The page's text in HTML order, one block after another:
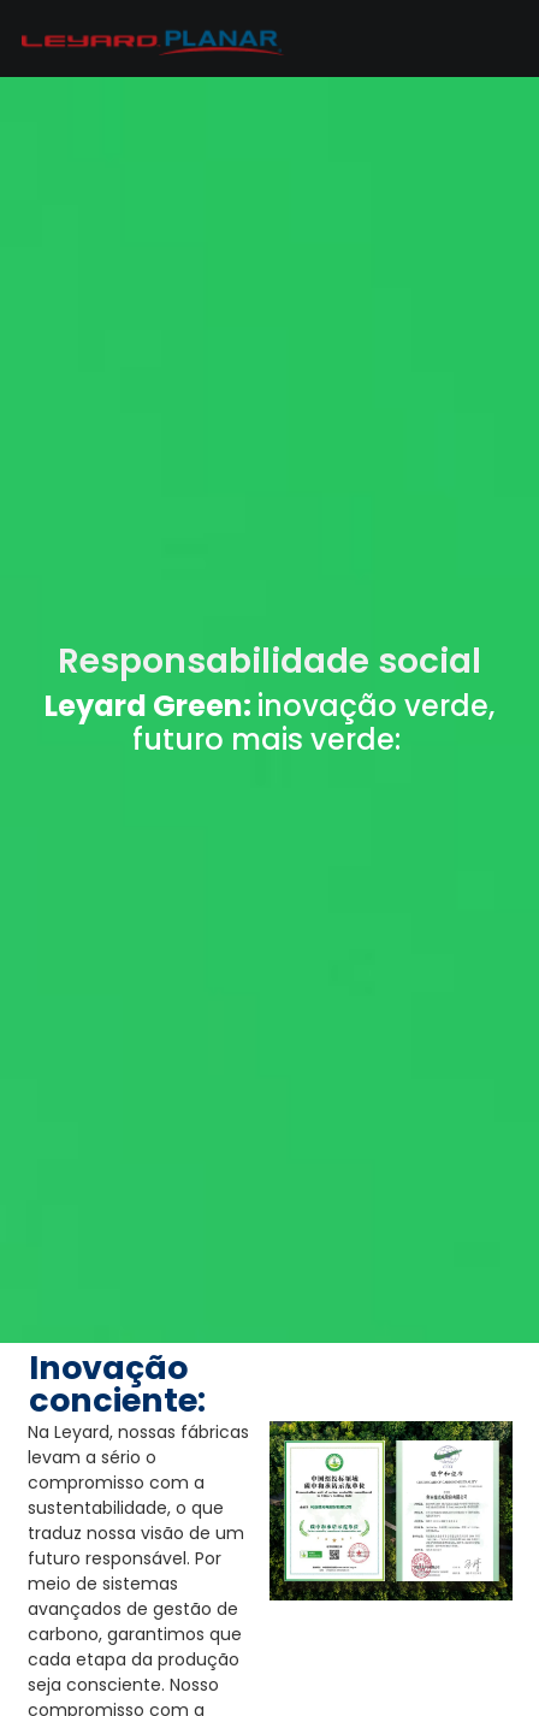
Responsabilidade social
Leyard Green: inovação verde,
futuro mais verde:
Inovação
conciente:
Na Leyard, nossas fábricas
levam a sério o
compromisso com a
sustentabilidade, o que
traduz nossa visão de um
futuro responsável. Por
meio de sistemas
avançados de gestão de
carbono, garantimos que
cada etapa da produção
seja consciente. Nosso
compromisso com a